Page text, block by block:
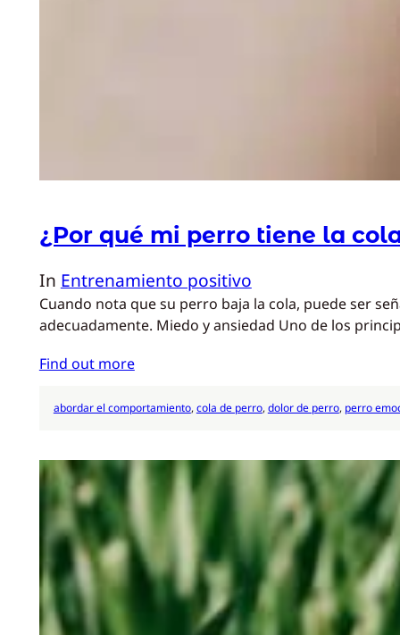
¿Por qué mi perro tiene la
In Entrenamiento positivo
Cuando nota que su perro baja la cola, puede ser
adecuadamente. Miedo y ansiedad Uno de los
Find out more
abordar el comportamiento, cola de perro, dolor de perro, perro